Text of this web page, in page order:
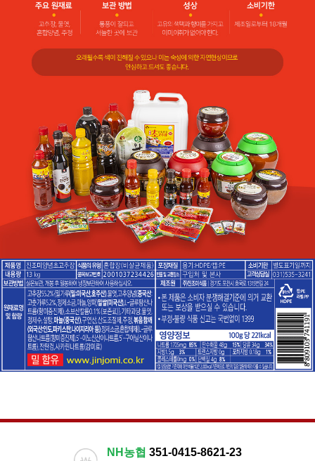
NH농협 351-0415-8621-23